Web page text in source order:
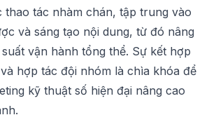
thao tác nhàm chán, tập trung vào
và sáng tạo nội dung, từ đó nâng
vận hành tổng thể. Sự kết hợp
hợp tác đội nhóm là chìa khóa để
kỹ thuật số hiện đại nâng cao